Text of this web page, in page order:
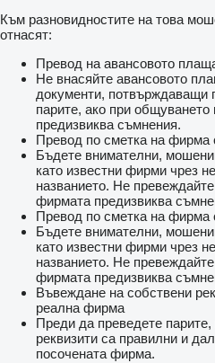
Към разновидностите на това
отнасят:
Превод на авансовото
Не внасяйте авансовото
документи, потвърждаващи
парите, ако при общуването
предизвиква съмнения.
Превод по сметка на фирма
Бъдете внимателни,
като известни фирми чрез
названието. Не
фирмата предизвиква
Превод по сметка на фирма
Бъдете внимателни,
като известни фирми чрез
названието. Не
фирмата предизвиква
Въвеждане на собствени
реална фирма
Преди да преведете
реквизити са правилни и
посочената фирма.